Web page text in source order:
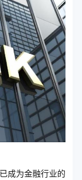
成为金融行业的